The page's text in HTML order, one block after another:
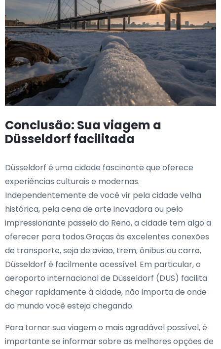
Conclusão: Sua viagem a
Düsseldorf facilitada
Düsseldorf é uma cidade fascinante que oferece
experiências culturais e modernas.
Independentemente de você vir pela cidade velha
histórica, pela cena de arte inovadora ou pelo
impressionante passeio do Reno, a cidade tem algo a
oferecer para todos.Graças às excelentes conexões
de transporte, seja de avião, trem, ônibus ou carro,
Düsseldorf é facilmente acessível. Em particular, o
aeroporto internacional de Düsseldorf (DUS) facilita
chegar rapidamente à cidade, não importa de onde
do mundo você esteja chegando.
Para tornar sua viagem o mais agradável possível, é
importante se informar sobre as melhores opções de